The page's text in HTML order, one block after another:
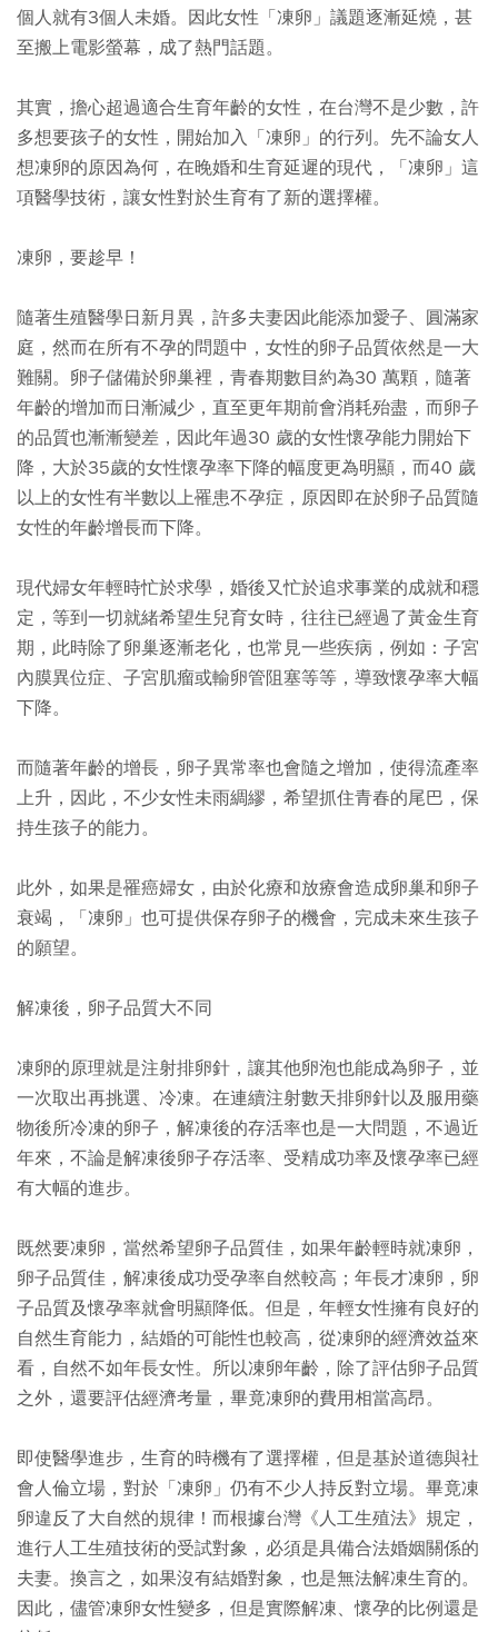
個人就有3個人未婚。因此女性「凍卵」議題逐漸延燒，甚
至搬上電影螢幕，成了熱門話題。
其實，擔心超過適合生育年齡的女性，在台灣不是少數，許
多想要孩子的女性，開始加入「凍卵」的行列。先不論女人
想凍卵的原因為何，在晚婚和生育延遲的現代，「凍卵」這
項醫學技術，讓女性對於生育有了新的選擇權。
凍卵，要趁早！
隨著生殖醫學日新月異，許多夫妻因此能添加愛子、圓滿家
庭，然而在所有不孕的問題中，女性的卵子品質依然是一大
難關。卵子儲備於卵巢裡，青春期數目約為30 萬顆，隨著
年齡的增加而日漸減少，直至更年期前會消耗殆盡，而卵子
的品質也漸漸變差，因此年過30 歲的女性懷孕能力開始下
降，大於35歲的女性懷孕率下降的幅度更為明顯，而40 歲
以上的女性有半數以上罹患不孕症，原因即在於卵子品質隨
女性的年齡增長而下降。
現代婦女年輕時忙於求學，婚後又忙於追求事業的成就和穩
定，等到一切就緒希望生兒育女時，往往已經過了黃金生育
期，此時除了卵巢逐漸老化，也常見一些疾病，例如：子宮
內膜異位症、子宮肌瘤或輸卵管阻塞等等，導致懷孕率大幅
下降。
而隨著年齡的增長，卵子異常率也會隨之增加，使得流產率
上升，因此，不少女性未雨綢繆，希望抓住青春的尾巴，保
持生孩子的能力。
此外，如果是罹癌婦女，由於化療和放療會造成卵巢和卵子
衰竭，「凍卵」也可提供保存卵子的機會，完成未來生孩子
的願望。
解凍後，卵子品質大不同
凍卵的原理就是注射排卵針，讓其他卵泡也能成為卵子，並
一次取出再挑選、冷凍。在連續注射數天排卵針以及服用藥
物後所冷凍的卵子，解凍後的存活率也是一大問題，不過近
年來，不論是解凍後卵子存活率、受精成功率及懷孕率已經
有大幅的進步。
既然要凍卵，當然希望卵子品質佳，如果年齡輕時就凍卵，
卵子品質佳，解凍後成功受孕率自然較高；年長才凍卵，卵
子品質及懷孕率就會明顯降低。但是，年輕女性擁有良好的
自然生育能力，結婚的可能性也較高，從凍卵的經濟效益來
看，自然不如年長女性。所以凍卵年齡，除了評估卵子品質
之外，還要評估經濟考量，畢竟凍卵的費用相當高昂。
即使醫學進步，生育的時機有了選擇權，但是基於道德與社
會人倫立場，對於「凍卵」仍有不少人持反對立場。畢竟凍
卵違反了大自然的規律！而根據台灣《人工生殖法》規定，
進行人工生殖技術的受試對象，必須是具備合法婚姻關係的
夫妻。換言之，如果沒有結婚對象，也是無法解凍生育的。
因此，儘管凍卵女性變多，但是實際解凍、懷孕的比例還是